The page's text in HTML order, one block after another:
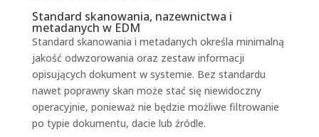
Standard skanowania, nazewnictwa i
metadanych w EDM
Standard skanowania i metadanych określa minimalną
jakość odwzorowania oraz zestaw informacji
opisujących dokument w systemie. Bez standardu
nawet poprawny skan może stać się niewidoczny
operacyjnie, ponieważ nie będzie możliwe filtrowanie
po typie dokumentu, dacie lub źródle.